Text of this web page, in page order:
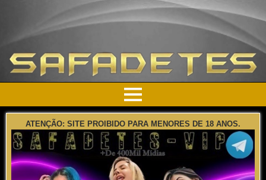
ATENÇÃO: SITE PROIBIDO PARA MENORES DE 18 ANOS.